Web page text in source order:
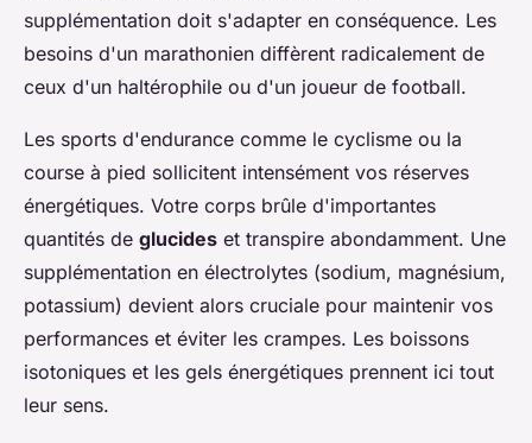
supplémentation doit s'adapter en conséquence. Les
besoins d'un marathonien diffèrent radicalement de
ceux d'un haltérophile ou d'un joueur de football.
Les sports d'endurance comme le cyclisme ou la
course à pied sollicitent intensément vos réserves
énergétiques. Votre corps brûle d'importantes
quantités de glucides et transpire abondamment. Une
supplémentation en électrolytes (sodium, magnésium,
potassium) devient alors cruciale pour maintenir vos
performances et éviter les crampes. Les boissons
isotoniques et les gels énergétiques prennent ici tout
leur sens.